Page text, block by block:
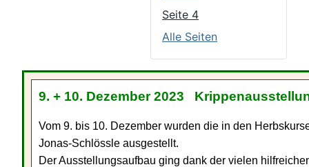
Seite 4
Alle Seiten
9. + 10. Dezember 2023
Vom 9. bis 10. Dezember wurden die in den
Jonas-Schlössle ausgestellt.
Der Ausstellungsaufbau ging dank der vielen